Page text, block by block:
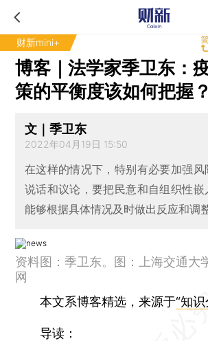
财新mini+
博客｜法学家季卫东：
策的平衡度该如何把握？
文｜季卫东
2022年04月19日 15:50
在这样的情况下，特别有必要加强风
说话和议论，要把民意和自组织性
能够根据具体情况及时做出反应和调
资料图：季卫东。图：上海交通大
网
本文系博客精选，来源于“知识
导读：